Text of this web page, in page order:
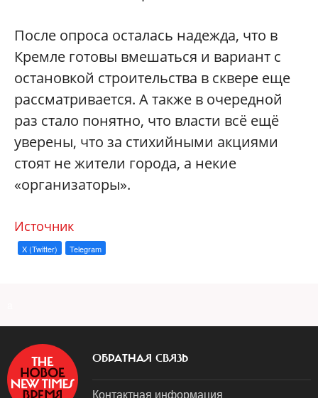
После опроса осталась надежда, что в
Кремле готовы вмешаться и вариант с
остановкой строительства в сквере еще
рассматривается. А также в очередной
раз стало понятно, что власти всё ещё
уверены, что за стихийными акциями
стоят не жители города, а некие
«организаторы».
Источник
X (Twitter) Telegram
ОБРАТНАЯ СВЯЗЬ
Контактная информация